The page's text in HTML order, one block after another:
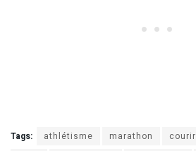
Tags: athlétisme marathon courir